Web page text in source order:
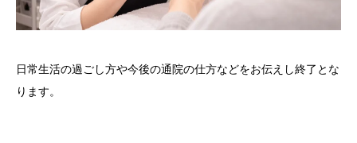
日常生活の過ごし方や今後の通院の仕方などをお伝えし終了とな
ります。